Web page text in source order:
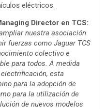
eléctricos.
Director en TCS:
nuestra asociación
fuerzas como Jaguar TCS
colectivo e
para todos. A medida
esta
para la adopción de
para la utilización de
de nuevos modelos